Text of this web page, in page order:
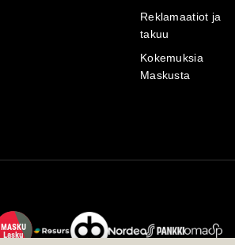
Reklamaatiot ja
takuu
Kokemuksia
Maskusta
MASKU
Lasku